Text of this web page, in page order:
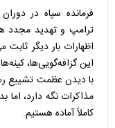
فرمانده سپاه در
ترامپ و تهدید مجدد
اظهارات بار دیگر
این گزافه‌گویی‌ها،
با دیدن عظمت تشییع
مذاکرات نگه دارد، اما
کاملاً آماده هستیم.